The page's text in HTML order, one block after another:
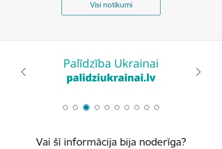
Visi notikumi
Vai šī informācija bija noderīga?